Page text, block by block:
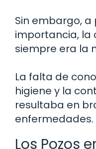
Sin embargo, a
importancia, la
siempre era la
La falta de
higiene y la
resultaba en
enfermedades.
Los Pozos